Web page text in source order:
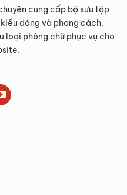
cung cấp bộ sưu tập
dáng và phong cách.
loại phông chữ phục vụ cho